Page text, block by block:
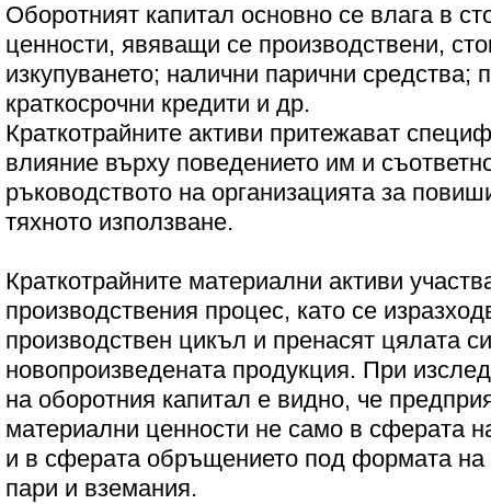
Оборотният капитал основно се влага в
ценности, явяващи се производствени,
изкупуването; налични парични средства;
краткосрочни кредити и др.
Краткотрайните активи притежават
влияние върху поведението им и
ръководството на организацията за
тяхното използване.
Краткотрайните материални активи
производствения процес, като се
производствен цикъл и пренасят цялата
новопроизведената продукция. При
на оборотния капитал е видно, че
материални ценности не само в сферата
и в сферата обръщението под формата на
пари и вземания.